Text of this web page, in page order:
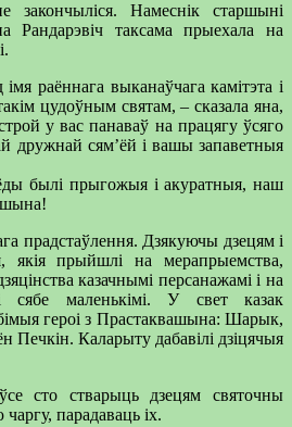
Намеснік старшыні
Рандарэвіч таксама прыехала на
раённага выканаўчага камітэта і
цудоўным святам, – сказала яна,
у вас панаваў на працягу ўсяго
дружнай сям’ёй і вашы запаветныя
былі прыгожыя і акуратныя, наш
прадстаўлення. Дзякуючы дзецям і
якія прыйшлі на мерапрыемства,
казачнымі персанажамі і на
сябе маленькімі. У свет казак
героі з Прастаквашына: Шарык,
Печкін. Каларыту дабавілі дзіцячыя
сто стварыць дзецям святочны
парадаваць іх.